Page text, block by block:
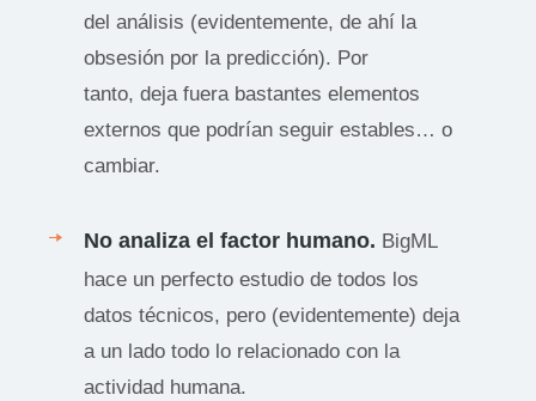
del análisis (evidentemente, de ahí la
obsesión por la predicción). Por
tanto, deja fuera bastantes elementos
externos que podrían seguir estables… o
cambiar.
No analiza el factor humano. BigML
hace un perfecto estudio de todos los
datos técnicos, pero (evidentemente) deja
a un lado todo lo relacionado con la
actividad humana.